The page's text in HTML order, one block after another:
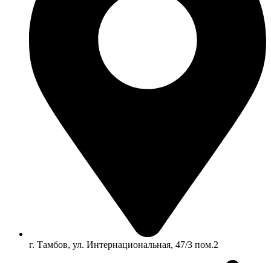
г. Тамбов, ул. Интернациональная, 47/3 пом.2